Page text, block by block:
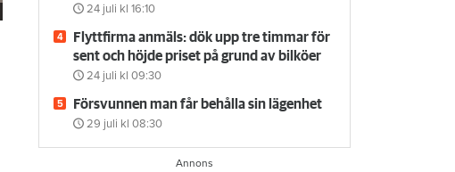
24 juli kl 16:10
Flyttfirma anmäls: dök upp tre timmar för
sent och höjde priset på grund av bilköer
24 juli kl 09:30
Försvunnen man får behålla sin lägenhet
29 juli kl 08:30